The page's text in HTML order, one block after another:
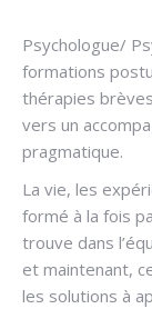
Psychologue/
formations
thérapies
vers un
pragmatique.
La vie, les
formé à la fois
trouve dans
et maintenant,
les solutions à